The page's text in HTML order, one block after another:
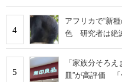
4
アフリカで“新
色 研究者は絶
5
「家族分そろ
皿”が高評価 「